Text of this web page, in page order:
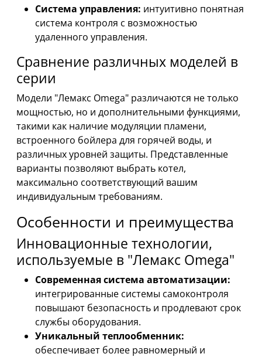
Система управления: интуитивно понятная
система контроля с возможностью
удаленного управления.
Сравнение различных моделей в
серии
Модели "Лемакс Omega" различаются не только
мощностью, но и дополнительными функциями,
такими как наличие модуляции пламени,
встроенного бойлера для горячей воды, и
различных уровней защиты. Представленные
варианты позволяют выбрать котел,
максимально соответствующий вашим
индивидуальным требованиям.
Особенности и преимущества
Инновационные технологии,
используемые в "Лемакс Omega"
Современная система автоматизации:
интегрированные системы самоконтроля
повышают безопасность и продлевают срок
службы оборудования.
Уникальный теплообменник:
обеспечивает более равномерный и